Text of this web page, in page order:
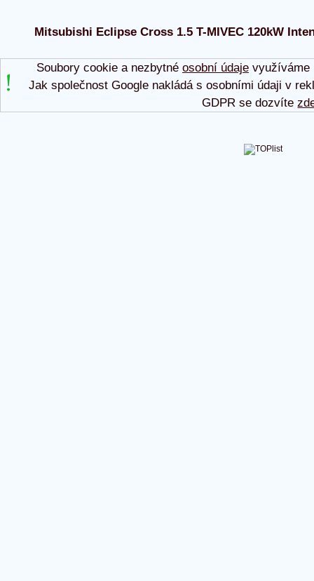
Mitsubishi Eclipse Cross 1.5 T-MIVEC 120kW
Soubory cookie a nezbytné osobní údajevyužíváme
Jak společnost Google nakládá s osobními údaji v
GDPR se dozvíte